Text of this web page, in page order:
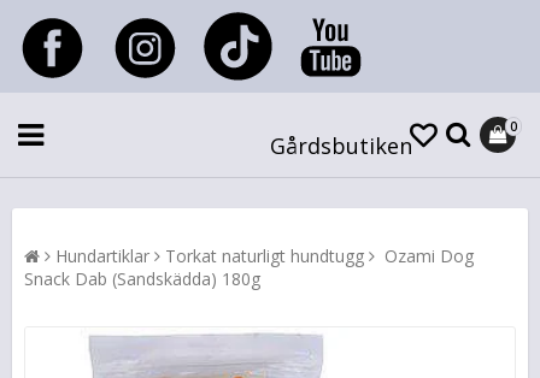
Gårdsbutiken
0
Hundartiklar Torkat naturligt hundtugg
Ozami Dog
Snack Dab (Sandskädda) 180g